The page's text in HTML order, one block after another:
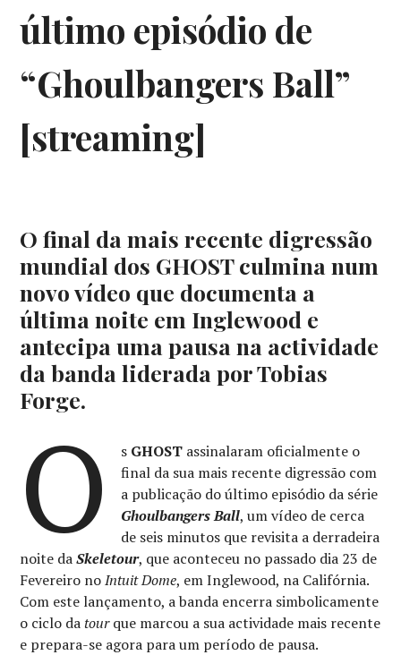
último episódio de
“Ghoulbangers Ball”
[streaming]
O final da mais recente digressão
mundial dos GHOST culmina num
novo vídeo que documenta a
última noite em Inglewood e
antecipa uma pausa na actividade
da banda liderada por Tobias
Forge.
O s GHOSTassinalaram oficialmente o
final da sua mais recente digressão com
a publicação do último episódio da série
Ghoulbangers Ball, um vídeo de cerca
de seis minutos que revisita a derradeira
noite daSkeletour, que aconteceu no passado dia 23 de
Fevereiro noIntuit Dome, em Inglewood, na Califórnia.
Com este lançamento, a banda encerra simbolicamente
o ciclo datourque marcou a sua actividade mais recente
e prepara-se agora para um período de pausa.